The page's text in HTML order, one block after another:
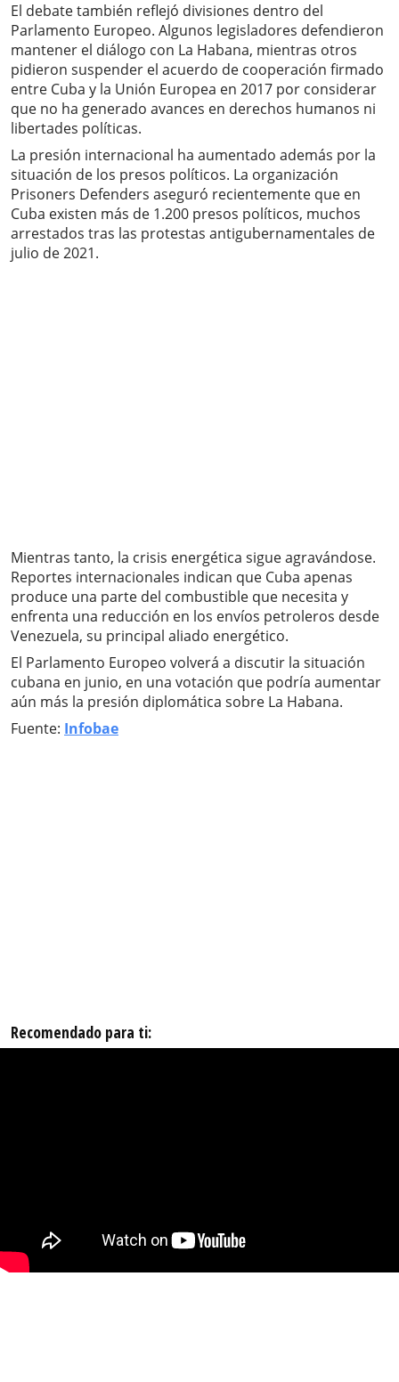
El debate también reflejó divisiones dentro del
Parlamento Europeo. Algunos legisladores defendieron
mantener el diálogo con La Habana, mientras otros
pidieron suspender el acuerdo de cooperación firmado
entre Cuba y la Unión Europea en 2017 por considerar
que no ha generado avances en derechos humanos ni
libertades políticas.
La presión internacional ha aumentado además por la
situación de los presos políticos. La organización
Prisoners Defenders aseguró recientemente que en
Cuba existen más de 1.200 presos políticos, muchos
arrestados tras las protestas antigubernamentales de
julio de 2021.
Mientras tanto, la crisis energética sigue agravándose.
Reportes internacionales indican que Cuba apenas
produce una parte del combustible que necesita y
enfrenta una reducción en los envíos petroleros desde
Venezuela, su principal aliado energético.
El Parlamento Europeo volverá a discutir la situación
cubana en junio, en una votación que podría aumentar
aún más la presión diplomática sobre La Habana.
Fuente: Infobae
Recomendado para ti: